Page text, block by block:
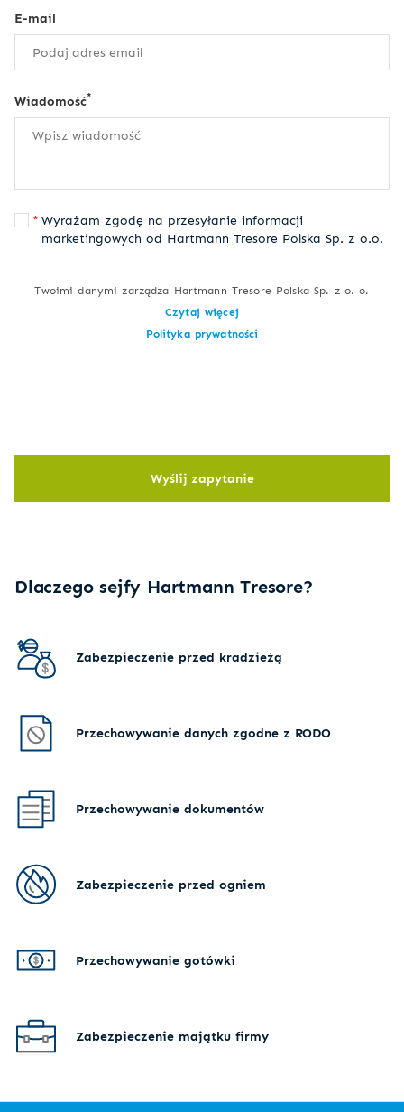
E-mail
Wiadomość*
Wyrażam zgodę na przesyłanie informacji
marketingowych od Hartmann Tresore Polska Sp. z o.o.
Twoimi danymi zarządza Hartmann Tresore Polska Sp. z o. o.
Czytaj więcej
Polityka prywatności
Wyślij zapytanie
Dlaczego sejfy Hartmann Tresore?
Zabezpieczenie przed kradzieżą
Przechowywanie danych zgodne z RODO
Przechowywanie dokumentów
Zabezpieczenie przed ogniem
Przechowywanie gotówki
Zabezpieczenie majątku firmy